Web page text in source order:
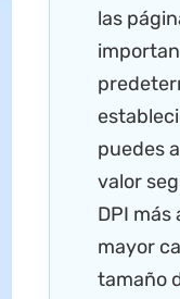
las
puedes
valor
DPI
mayor
tamaño